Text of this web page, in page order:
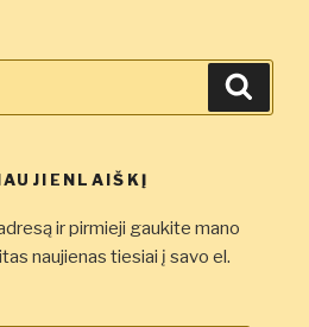
ir pirmieji gaukite mano
naujienas tiesiai į savo el.